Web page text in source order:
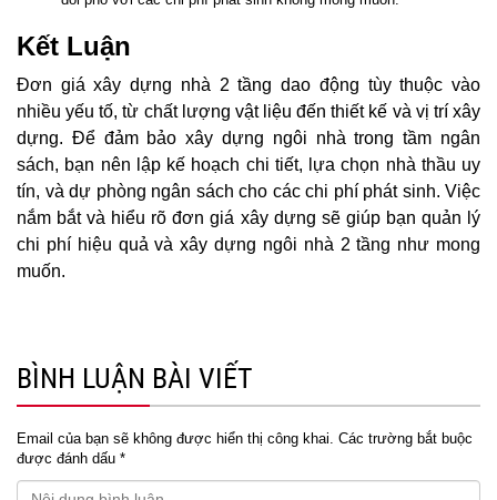
Kết Luận
Đơn giá xây dựng nhà 2 tầng dao động tùy thuộc vào
nhiều yếu tố, từ chất lượng vật liệu đến thiết kế và vị trí xây
dựng. Để đảm bảo xây dựng ngôi nhà trong tầm ngân
sách, bạn nên lập kế hoạch chi tiết, lựa chọn nhà thầu uy
tín, và dự phòng ngân sách cho các chi phí phát sinh. Việc
nắm bắt và hiểu rõ đơn giá xây dựng sẽ giúp bạn quản lý
chi phí hiệu quả và xây dựng ngôi nhà 2 tầng như mong
muốn.
BÌNH LUẬN BÀI VIẾT
Email của bạn sẽ không được hiển thị công khai. Các trường bắt buộc
được đánh dấu *